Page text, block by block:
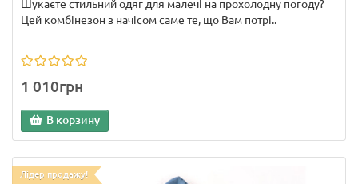
Шукаєте стильний одяг для малечі на прохолодну погоду?
Цей комбінезон з начісом саме те, що Вам потрі..
1 010грн
В корзину
Лідер продажу!